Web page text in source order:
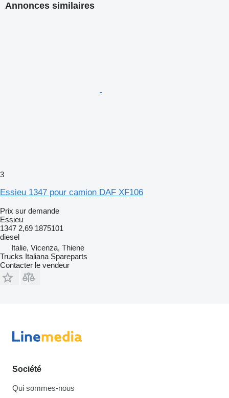
Annonces similaires
3
Essieu 1347 pour camion DAF XF106
Prix sur demande
Essieu
1347 2,69 1875101
diesel
Italie, Vicenza, Thiene
Trucks Italiana Spareparts
Contacter le vendeur
Société
Qui sommes-nous